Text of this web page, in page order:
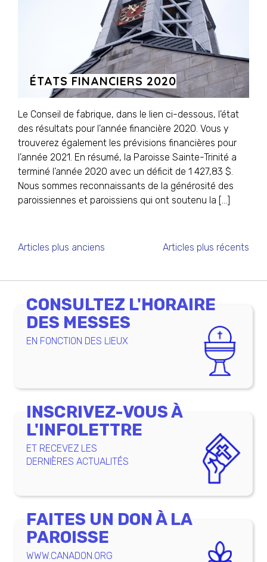
ÉTATS FINANCIERS 2020
Le Conseil de fabrique, dans le lien ci-dessous, l’état
des résultats pour l’année financière 2020. Vous y
trouverez également les prévisions financières pour
l’année 2021. En résumé, la Paroisse Sainte-Trinité a
terminé l’année 2020 avec un déficit de 1 427,83 $.
Nous sommes reconnaissants de la générosité des
paroissiennes et paroissiens qui ont soutenu la […]
NAVIGATION
DES
ARTICLES
Articles plus anciens Articles plus récents
CONSULTEZ L'HORAIRE
DES MESSES
EN FONCTION DES LIEUX
INSCRIVEZ-VOUS À
L'INFOLETTRE
ET RECEVEZ LES
DERNIÈRES ACTUALITÉS
FAITES UN DON À LA
PAROISSE
WWW.CANADON.ORG